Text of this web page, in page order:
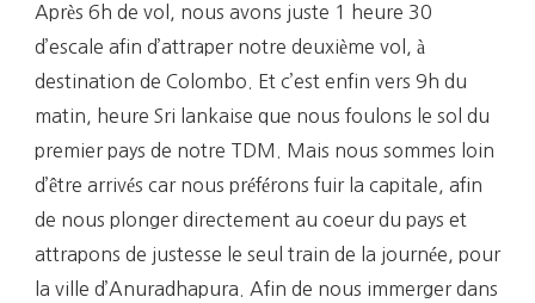
Après 6h de vol, nous avons juste 1 heure 30
d’escale afin d’attraper notre deuxième vol, à
destination de Colombo. Et c’est enfin vers 9h du
matin, heure Sri lankaise que nous foulons le sol du
premier pays de notre TDM. Mais nous sommes loin
d’être arrivés car nous préférons fuir la capitale, afin
de nous plonger directement au coeur du pays et
attrapons de justesse le seul train de la journée, pour
la ville d’Anuradhapura. Afin de nous immerger dans